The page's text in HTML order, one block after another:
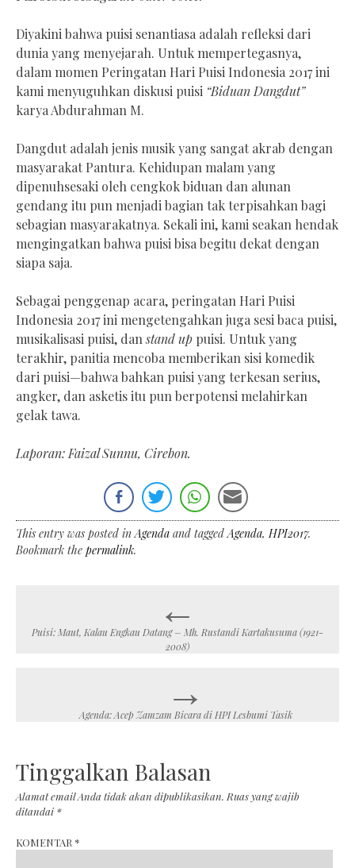
Diyakini bahwa puisi senantiasa adalah refleksi dari
dunia yang menyejarah. Untuk mempertegasnya,
dalam momen Peringatan Hari Puisi Indonesia 2017 ini
kami menyuguhkan diskusi puisi “Biduan Dangdut”
karya Abdurahman M.
Dangdut adalah jenis musik yang sangat akrab dengan
masyarakat Pantura. Kehidupan malam yang
dipenuhsesaki oleh cengkok biduan dan alunan
gendang itu pun menjadi bagian tak terpisahkan bagi
sebagian masyarakatnya. Sekali ini, kami seakan hendak
mengingatkan bahwa puisi bisa begitu dekat dengan
siapa saja.
Sebagai penggenap acara, peringatan Hari Puisi
Indonesia 2017 ini mengetengahkan juga sesi baca puisi,
musikalisasi puisi, danstand up puisi. Untuk yang
terakhir, panitia mencoba memberikan sisi komedik
dari puisi—bahwa bahkan puisi yang terkesan serius,
angker, dan asketis itu pun berpotensi melahirkan
gelak tawa.
Laporan: Faizal Sunnu, Cirebon.
This entry was posted inAgenda and taggedAgenda,HPI2017.
Bookmark the permalink.
navigation
←
Puisi: Maut, Kalau Engkau Datang – Mh. Rustandi Kartakusuma (1921-
2008)
→
Agenda: Acep Zamzam Bicara di HPI Lesbumi Tasik
Tinggalkan Balasan
Alamat email Anda tidak akan dipublikasikan. Ruas yang wajib
ditandai *
KOMENTAR *